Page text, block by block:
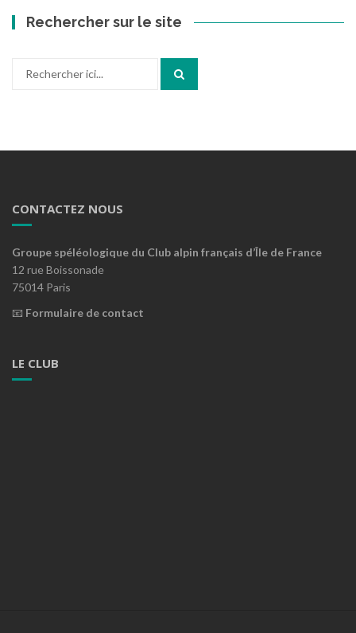
Rechercher sur le site
CONTACTEZ NOUS
Groupe spéléologique du Club alpin français d’Île de France
12 rue Boissonade
75014 Paris
📧 Formulaire de contact
LE CLUB